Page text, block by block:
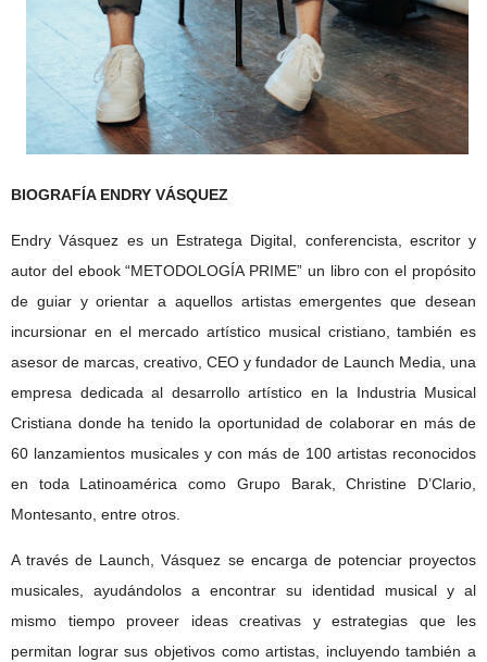
BIOGRAFÍA ENDRY VÁSQUEZ
Endry Vásquez es un Estratega Digital, conferencista, escritor y
autor del ebook “METODOLOGÍA PRIME” un libro con el propósito
de guiar y orientar a aquellos artistas emergentes que desean
incursionar en el mercado artístico musical cristiano, también es
asesor de marcas, creativo, CEO y fundador de Launch Media, una
empresa dedicada al desarrollo artístico en la Industria Musical
Cristiana donde ha tenido la oportunidad de colaborar en más de
60 lanzamientos musicales y con más de 100 artistas reconocidos
en toda Latinoamérica como Grupo Barak, Christine D’Clario,
Montesanto, entre otros.
A través de Launch, Vásquez se encarga de potenciar proyectos
musicales, ayudándolos a encontrar su identidad musical y al
mismo tiempo proveer ideas creativas y estrategias que les
permitan lograr sus objetivos como artistas, incluyendo también a